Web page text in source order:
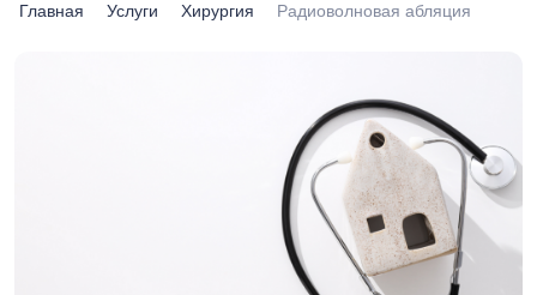
Главная Услуги Хирургия Радиоволновая абляция